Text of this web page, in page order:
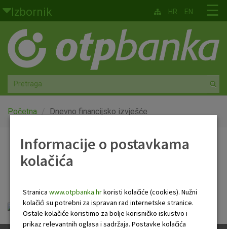
Skoči na glavni sadržaj
Izbornik
Građani
Privatno bankarstvo
Agro
Mala poduzeća i obrtnici
Globalna tržišta
O nama
☰
HR EN
Početna Dnevno financijsko izvješće
Dnevno financijsko
Dnevno financijsko izvješće.pdf
Informacije o postavkama
kolačića
Stranica www.otpbanka.hrkoristi kolačiće (cookies). Nužni
kolačići su potrebni za ispravan rad internetske stranice.
Ostale kolačiće koristimo za bolje korisničko iskustvo i
prikaz relevantnih oglasa i sadržaja. Postavke kolačića